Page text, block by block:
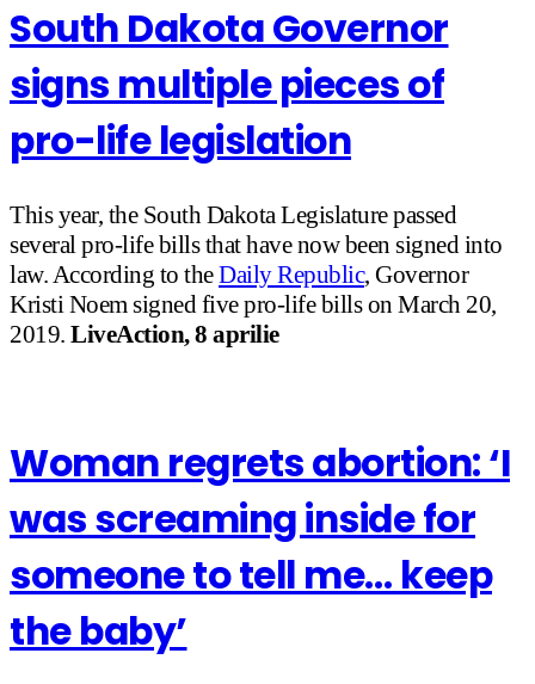
South Dakota Governor
signs multiple pieces of
pro-life legislation
This year, the South Dakota Legislature passed
several pro-life bills that have now been signed into
law. According to theDaily Republic, Governor
Kristi Noem signed five pro-life bills on March 20,
2019. LiveAction, 8 aprilie
Woman regrets abortion: ‘I
was screaming inside for
someone to tell me… keep
the baby’